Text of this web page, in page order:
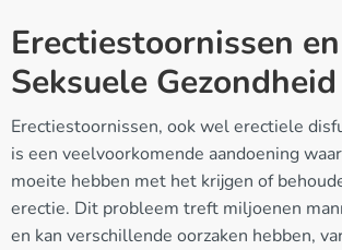
Erectiestoornissen en
Seksuele Gezondheid
Erectiestoornissen, ook wel erectiele
is een veelvoorkomende aandoening
moeite hebben met het krijgen of
erectie. Dit probleem treft miljoenen
en kan verschillende oorzaken hebben,